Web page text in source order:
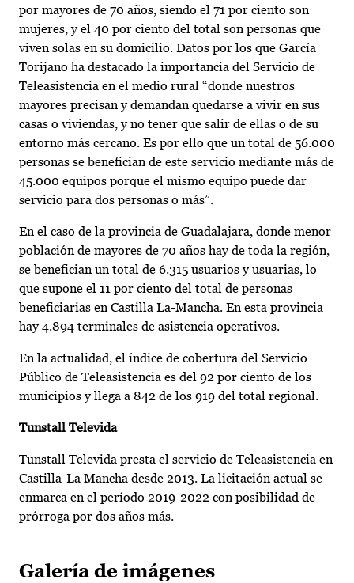
por mayores de 70 años, siendo el 71 por ciento son
mujeres, y el 40 por ciento del total son personas que
viven solas en su domicilio. Datos por los que García
Torijano ha destacado la importancia del Servicio de
Teleasistencia en el medio rural “donde nuestros
mayores precisan y demandan quedarse a vivir en sus
casas o viviendas, y no tener que salir de ellas o de su
entorno más cercano. Es por ello que un total de 56.000
personas se benefician de este servicio mediante más de
45.000 equipos porque el mismo equipo puede dar
servicio para dos personas o más”.
En el caso de la provincia de Guadalajara, donde menor
población de mayores de 70 años hay de toda la región,
se benefician un total de 6.315 usuarios y usuarias, lo
que supone el 11 por ciento del total de personas
beneficiarias en Castilla La-Mancha. En esta provincia
hay 4.894 terminales de asistencia operativos.
En la actualidad, el índice de cobertura del Servicio
Público de Teleasistencia es del 92 por ciento de los
municipios y llega a 842 de los 919 del total regional.
Tunstall Televida
Tunstall Televida presta el servicio de Teleasistencia en
Castilla-La Mancha desde 2013. La licitación actual se
enmarca en el período 2019-2022 con posibilidad de
prórroga por dos años más.
Galería de imágenes